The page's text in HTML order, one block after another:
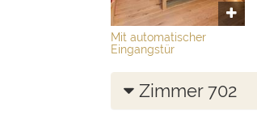
Mit automatischer
Eingangstür
Zimmer 702